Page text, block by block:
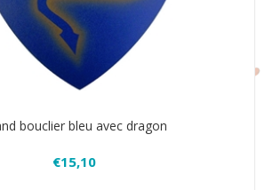
bouclier bleu avec dragon
€15,10